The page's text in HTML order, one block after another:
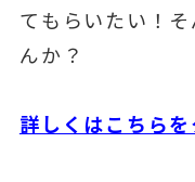
てもらいたい！
んか？
詳しくはこちらを